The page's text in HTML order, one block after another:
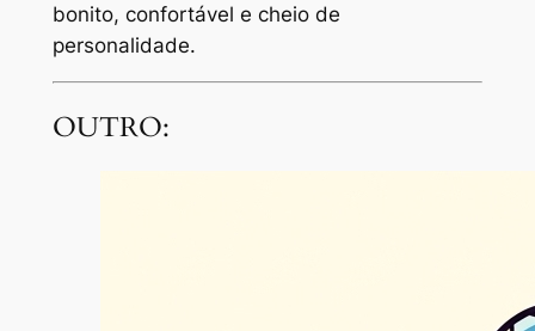
bonito, confortável e cheio de
personalidade.
OUTRO: